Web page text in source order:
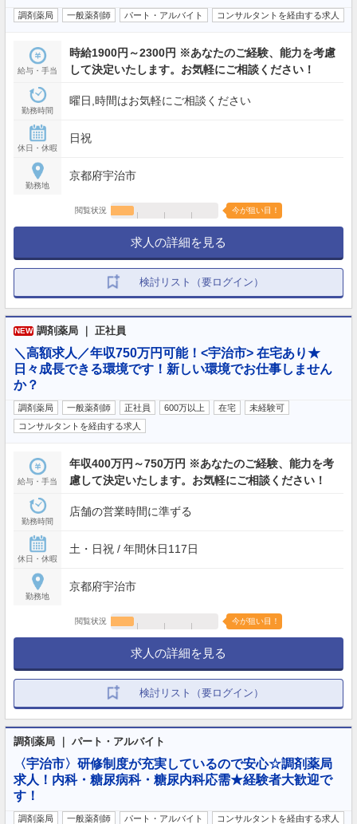
調剤薬局 一般薬剤師 パート・アルバイト コンサルタントを経由する求人
給与・手当
時給1900円～2300円 ※あなたのご経験、能力を考慮
して決定いたします。お気軽にご相談ください！
勤務時間
曜日,時間はお気軽にご相談ください
休日・休暇
日祝
勤務地
京都府宇治市
閲覧状況 今が狙い目！
求人の詳細を見る
検討リスト（要ログイン）
NEW 調剤薬局 ｜ 正社員
＼高額求人／年収750万円可能！<宇治市> 在宅あり★
日々成長できる環境です！新しい環境でお仕事しません
か？
調剤薬局 一般薬剤師 正社員 600万以上 在宅
未経験可
コンサルタントを経由する求人
給与・手当
年収400万円～750万円 ※あなたのご経験、能力を考
慮して決定いたします。お気軽にご相談ください！
勤務時間
店舗の営業時間に準ずる
休日・休暇
土・日祝 / 年間休日117日
勤務地
京都府宇治市
閲覧状況 今が狙い目！
求人の詳細を見る
検討リスト（要ログイン）
調剤薬局 ｜ パート・アルバイト
〈宇治市〉研修制度が充実しているので安心☆調剤薬局
求人！内科・糖尿病科・糖尿内科応需★経験者大歓迎で
す！
調剤薬局 一般薬剤師 パート・アルバイト コンサルタントを経由する求人